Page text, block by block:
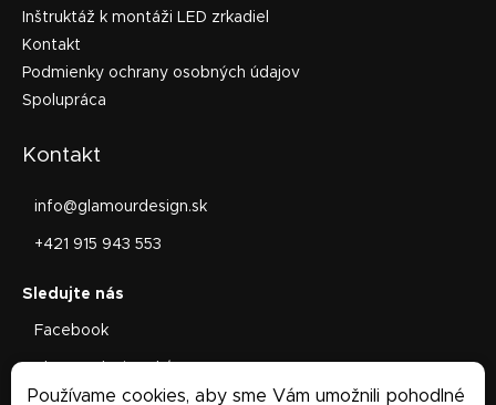
Používame cookies, aby sme Vám umožnili pohodlné
Inštruktáž k montáži LED zrkadiel
Kontakt
Podmienky ochrany osobných údajov
Spolupráca
Kontakt
info@glamourdesign.sk
+421 915 943 553
Facebook